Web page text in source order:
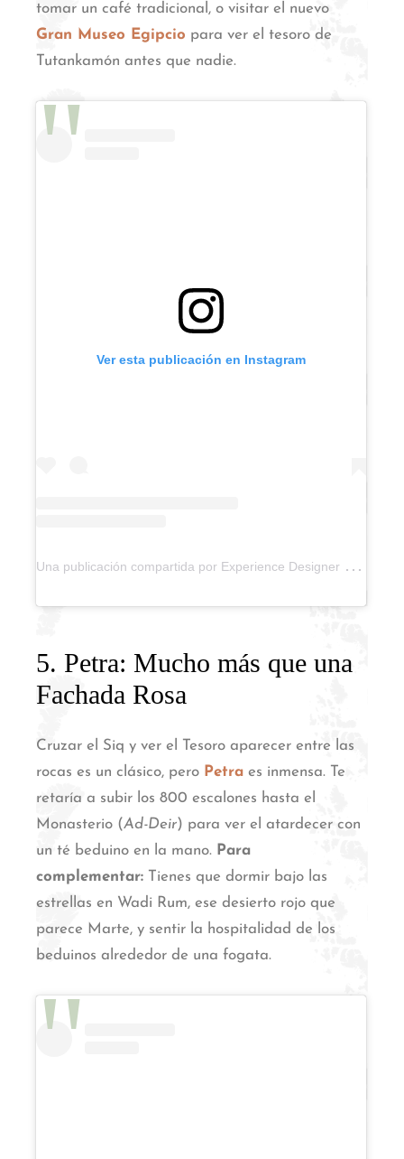
tomar un café tradicional, o visitar el nuevo
Gran Museo Egipcio para ver el tesoro de
Tutankamón antes que nadie.
Ver esta publicación en Instagram
U
na publicación compartida por Experience Designer by Ari (@experience.designer)
5. Petra: Mucho más que una
Fachada Rosa
Cruzar el Siq y ver el Tesoro aparecer entre las
rocas es un clásico, pero Petra es inmensa. Te
retaría a subir los 800 escalones hasta el
Monasterio (Ad-Deir) para ver el atardecer con
un té beduino en la mano. Para
complementar: Tienes que dormir bajo las
estrellas en Wadi Rum, ese desierto rojo que
parece Marte, y sentir la hospitalidad de los
beduinos alrededor de una fogata.